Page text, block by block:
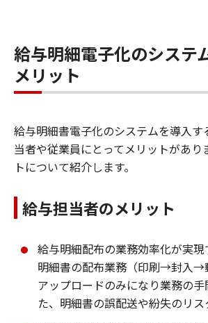
給与明細電子化のシステ
メリット
給与明細書電子化のシステムを導入す
当者や従業員にとってメリットがあり
トについて紹介します。
給与担当者のメリット
給与明細配布の業務効率化が実現
明細書の配布業務（印刷→封入→
アップロードのみになり業務の手
た、明細書の誤配送や紛失のリス